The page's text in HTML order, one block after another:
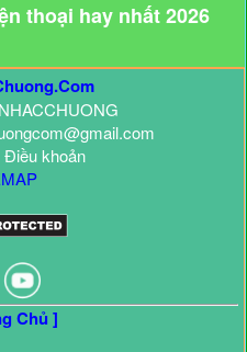
thoại hay nhất 2026
Điều khoản
Chủ ]